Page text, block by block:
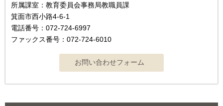
所属課室：教育委員会事務局教職員課
箕面市西小路4-6-1
電話番号：072-724-6997
ファックス番号：072-724-6010